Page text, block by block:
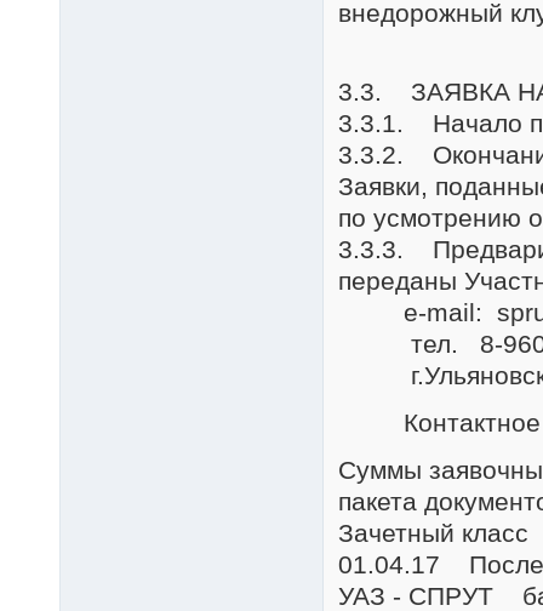
внедорожный
3.3. ЗАЯВКА
3.3.1. Начало
3.3.2.
Заявки,
по усмотрению
3.3.3.
переданы
e-mail:
тел. 8-960-3-
Контактное
Суммы
пакета
Зачетный
01.04.17 После
УАЗ - СПРУТ